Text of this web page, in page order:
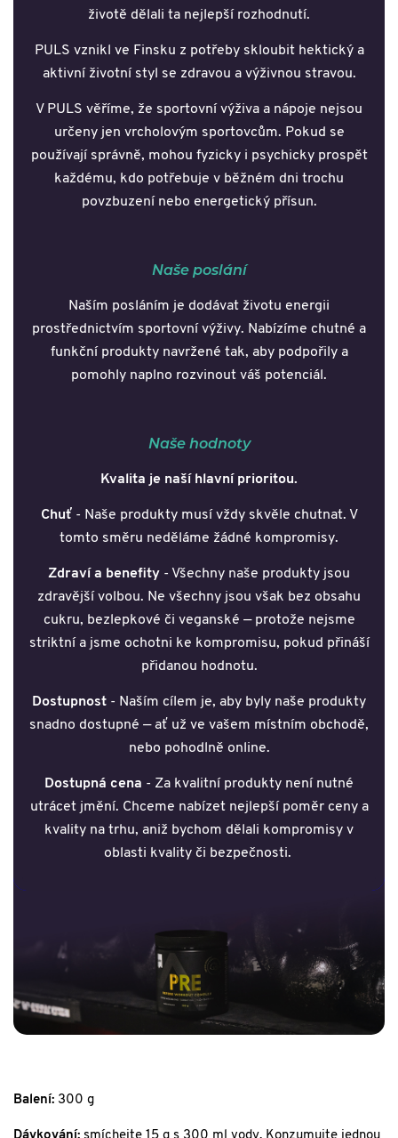
životě dělali ta nejlepší rozhodnutí.
PULS vznikl ve Finsku z potřeby skloubit hektický a
aktivní životní styl se zdravou a výživnou stravou.
V PULS věříme, že sportovní výživa a nápoje nejsou
určeny jen vrcholovým sportovcům. Pokud se
používají správně, mohou fyzicky i psychicky prospět
každému, kdo potřebuje v běžném dni trochu
povzbuzení nebo energetický přísun.
Naše poslání
Naším posláním je dodávat životu energii
prostřednictvím sportovní výživy. Nabízíme chutné a
funkční produkty navržené tak, aby podpořily a
pomohly naplno rozvinout váš potenciál.
Naše hodnoty
Kvalita je naší hlavní prioritou.
Chuť - Naše produkty musí vždy skvěle chutnat. V
tomto směru neděláme žádné kompromisy.
Zdraví a benefity - Všechny naše produkty jsou
zdravější volbou. Ne všechny jsou však bez obsahu
cukru, bezlepkové či veganské — protože nejsme
striktní a jsme ochotni ke kompromisu, pokud přináší
přidanou hodnotu.
Dostupnost - Naším cílem je, aby byly naše produkty
snadno dostupné — ať už ve vašem místním obchodě,
nebo pohodlně online.
Dostupná cena - Za kvalitní produkty není nutné
utrácet jmění. Chceme nabízet nejlepší poměr ceny a
kvality na trhu, aniž bychom dělali kompromisy v
oblasti kvality či bezpečnosti.
Balení: 300 g